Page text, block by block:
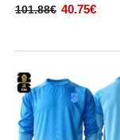
101.88€ 40.75€